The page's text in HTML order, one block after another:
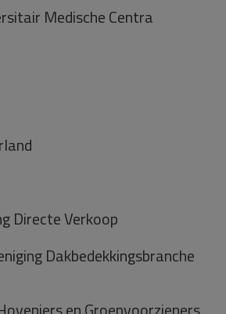
Medische Centra
Directe Verkoop
Dakbedekkingsbranche